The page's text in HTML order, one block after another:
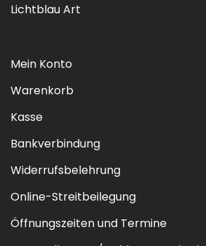
Lichtblau Art
Mein Konto
Warenkorb
Kasse
Bankverbindung
Widerrufsbelehrung
Online-Streitbeilegung
Öffnungszeiten und Termine